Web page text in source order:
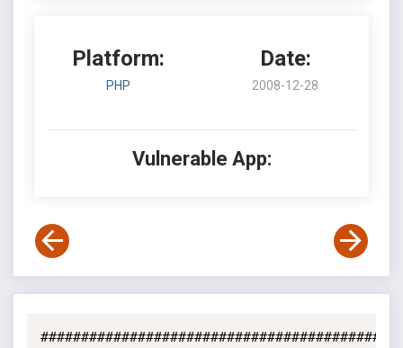
Platform:
PHP
Date:
2008-12-28
Vulnerable App: